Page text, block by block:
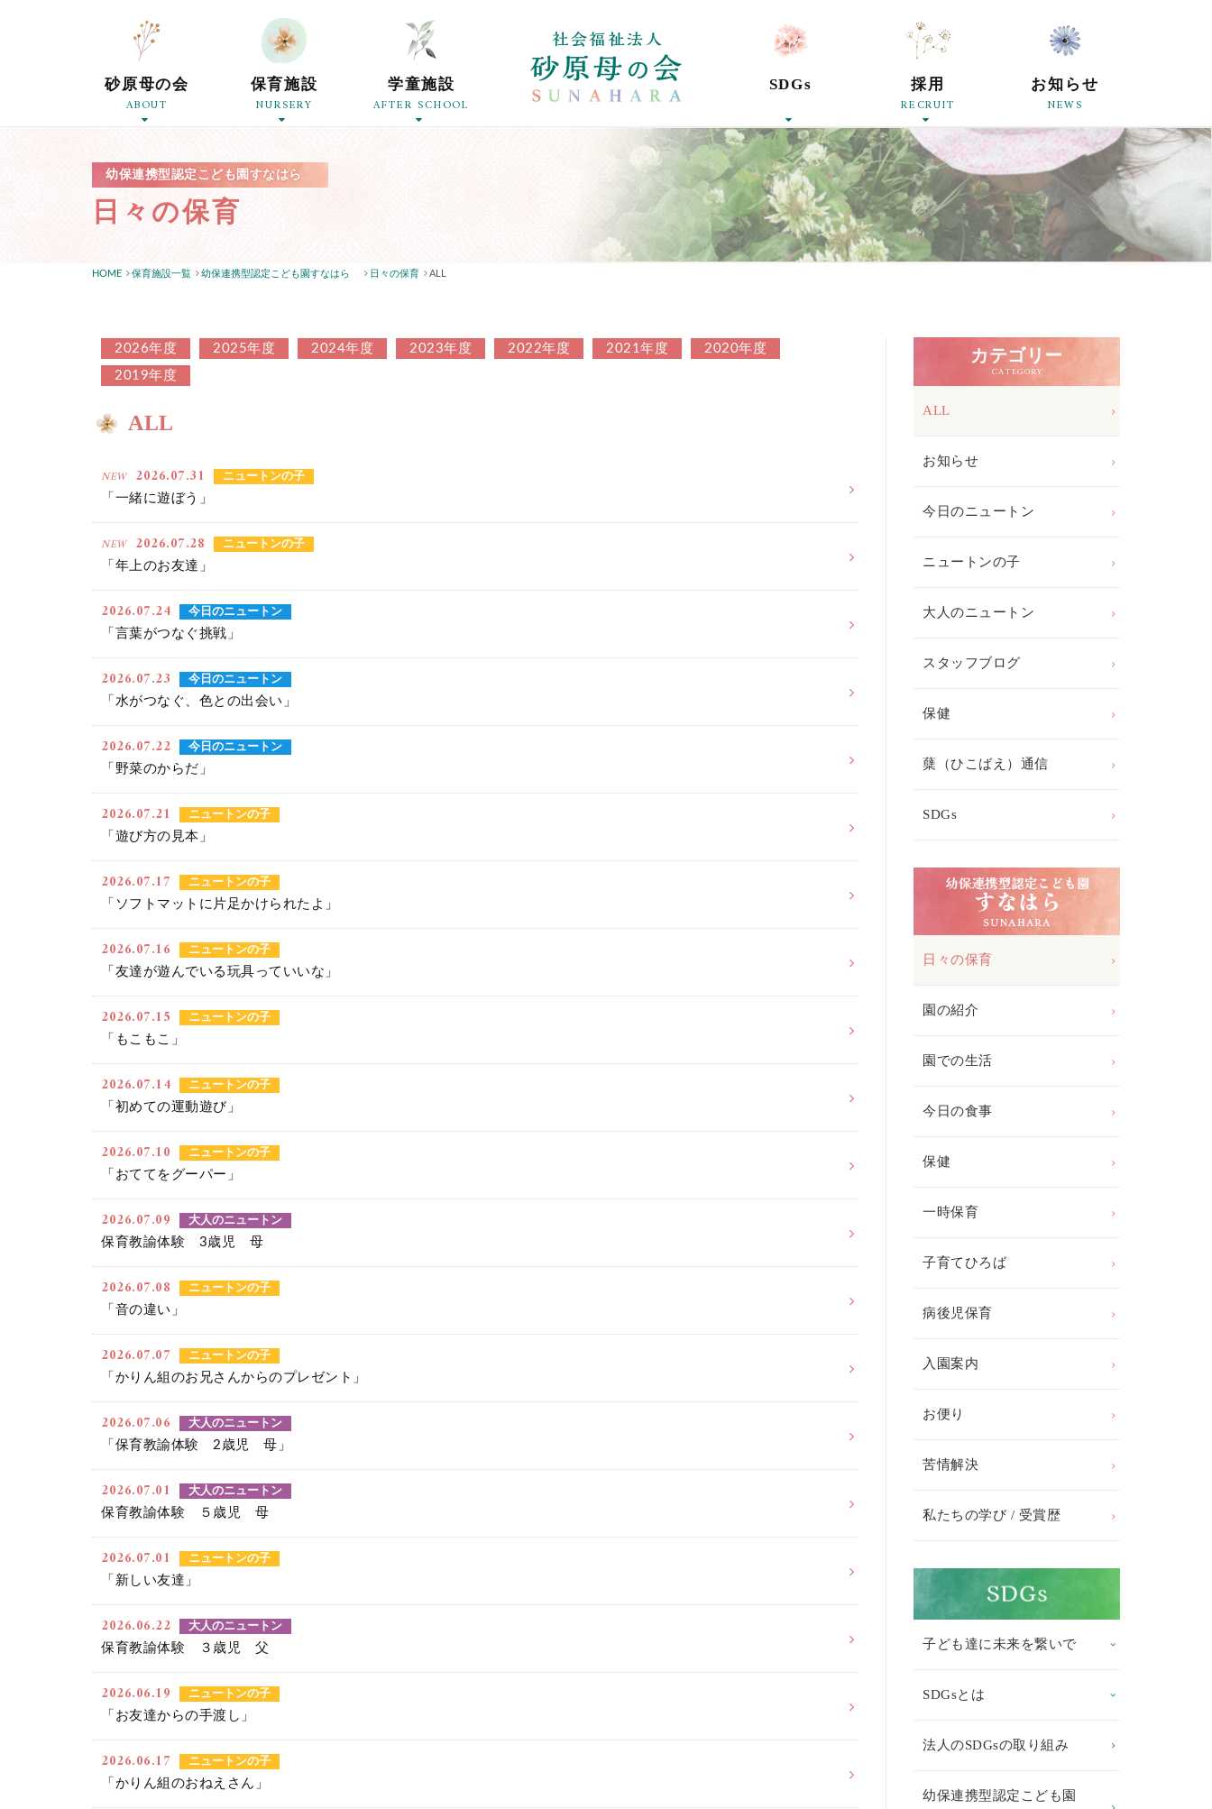
社会福祉法人砂原母の会
砂原母の会
ABOUT
保育施設
NURSERY
学童施設
AFTER SCHOOL
SDGs 採用
RECRUIT
お知らせ
NEWS
幼保連携型認定こども園すなはら
日々の保育
HOME 保育施設一覧 幼保連携型認定こども園すなはら 日々の保育 ALL
カテゴリー
CATEGORY
ALL
お知らせ
今日のニュートン
ニュートンの子
大人のニュートン
スタッフブログ
保健
蘖（ひこばえ）通信
SDGs
日々の保育
園の紹介
園での生活
今日の食事
保健
一時保育
子育てひろば
病後児保育
入園案内
お便り
苦情解決
私たちの学び / 受賞歴
子ども達に未来を繋いで
SDGsとは
法人のSDGsの取り組み
幼保連携型認定こども園
2026年度 2025年度 2024年度 2023年度 2022年度 2021年度
2020年度
2019年度
ALL
NEW 2026.07.31 ニュートンの子
「一緒に遊ぼう」
NEW 2026.07.28 ニュートンの子
「年上のお友達」
2026.07.24 今日のニュートン
「言葉がつなぐ挑戦」
2026.07.23 今日のニュートン
「水がつなぐ、色との出会い」
2026.07.22 今日のニュートン
「野菜のからだ」
2026.07.21 ニュートンの子
「遊び方の見本」
2026.07.17 ニュートンの子
「ソフトマットに片足かけられたよ」
2026.07.16 ニュートンの子
「友達が遊んでいる玩具っていいな」
2026.07.15 ニュートンの子
「もこもこ」
2026.07.14 ニュートンの子
「初めての運動遊び」
2026.07.10 ニュートンの子
「おててをグーパー」
2026.07.09 大人のニュートン
保育教諭体験 3歳児 母
2026.07.08 ニュートンの子
「音の違い」
2026.07.07 ニュートンの子
「かりん組のお兄さんからのプレゼント」
2026.07.06 大人のニュートン
「保育教諭体験 2歳児 母」
2026.07.01 大人のニュートン
保育教諭体験 ５歳児 母
2026.07.01 ニュートンの子
「新しい友達」
2026.06.22 大人のニュートン
保育教諭体験 ３歳児 父
2026.06.19 ニュートンの子
「お友達からの手渡し」
2026.06.17 ニュートンの子
「かりん組のおねえさん」